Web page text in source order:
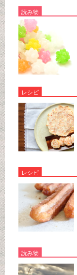
読み物
レシピ
レシピ
読み物